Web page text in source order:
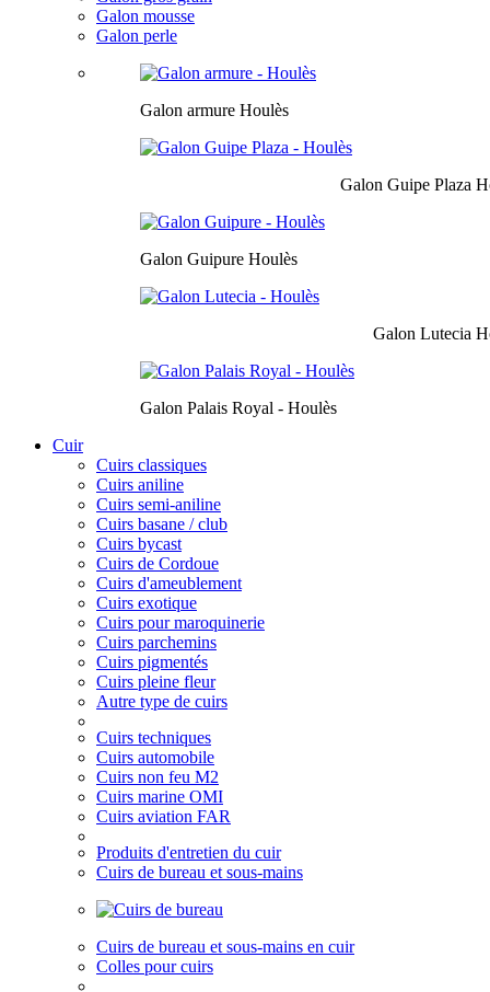
Galon mousse
Galon perle
Galon armure Houlès
Galon Guipe Plaza
Galon Guipure Houlès
Galon Lutecia
Galon Palais Royal - Houlès
Cuir
Cuirs classiques
Cuirs aniline
Cuirs semi-aniline
Cuirs basane / club
Cuirs bycast
Cuirs de Cordoue
Cuirs d'ameublement
Cuirs exotique
Cuirs pour maroquinerie
Cuirs parchemins
Cuirs pigmentés
Cuirs pleine fleur
Autre type de cuirs
Cuirs techniques
Cuirs automobile
Cuirs non feu M2
Cuirs marine OMI
Cuirs aviation FAR
Produits d'entretien du cuir
Cuirs de bureau et sous-mains
Cuirs de bureau et sous-mains en cuir
Colles pour cuirs